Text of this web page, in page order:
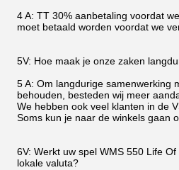
4 A: TT 30% aanbetaling voordat
moet betaald worden voordat we
5V: Hoe maak je onze zaken
5 A: Om langdurige samenwerking
behouden, besteden wij meer
We hebben ook veel klanten in de
Soms kun je naar de winkels gaan
6V: Werkt uw spel WMS 550 Life
lokale valuta?